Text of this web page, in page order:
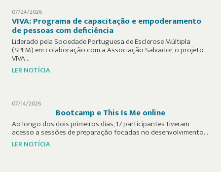
07/24/2026
VIVA: Programa de capacitação e empoderamento
de pessoas com deficiência
Liderado pela Sociedade Portuguesa de Esclerose Múltipla
(SPEM) em colaboração com a Associação Salvador, o projeto
VIVA…
LER NOTÍCIA
07/14/2026
Bootcamp e This Is Me online
Ao longo dos dois primeiros dias, 17 participantes tiveram
acesso a sessões de preparação focadas no desenvolvimento…
LER NOTÍCIA